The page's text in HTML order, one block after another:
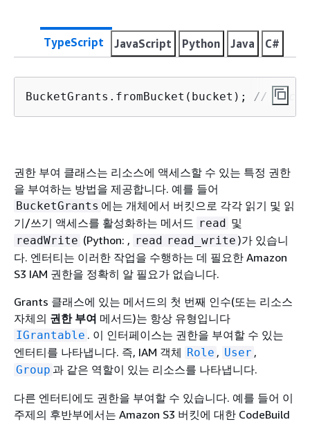
TypeScript JavaScript Python Java C#
BucketGrants.fromBucket(bucket); //
권한 부여 클래스는 리소스에 액세스할 수 있는 특정 권한
을 부여하는 방법을 제공합니다. 예를 들어
BucketGrants 에는 개체에서 버킷으로 각각 읽기 및 읽
기/쓰기 액세스를 활성화하는 메서드 read 및
readWrite (Python: , read read_write )가 있습니
다. 엔터티는 이러한 작업을 수행하는 데 필요한 Amazon
S3 IAM 권한을 정확히 알 필요가 없습니다.
Grants 클래스에 있는 메서드의 첫 번째 인수(또는 리소스
자체의 권한 부여 메서드)는 항상 유형입니다
IGrantable . 이 인터페이스는 권한을 부여할 수 있는
엔터티를 나타냅니다. 즉, IAM 객체 Role , User ,
Group 과 같은 역할이 있는 리소스를 나타냅니다.
다른 엔터티에도 권한을 부여할 수 있습니다. 예를 들어 이
주제의 후반부에서는 Amazon S3 버킷에 대한 CodeBuild